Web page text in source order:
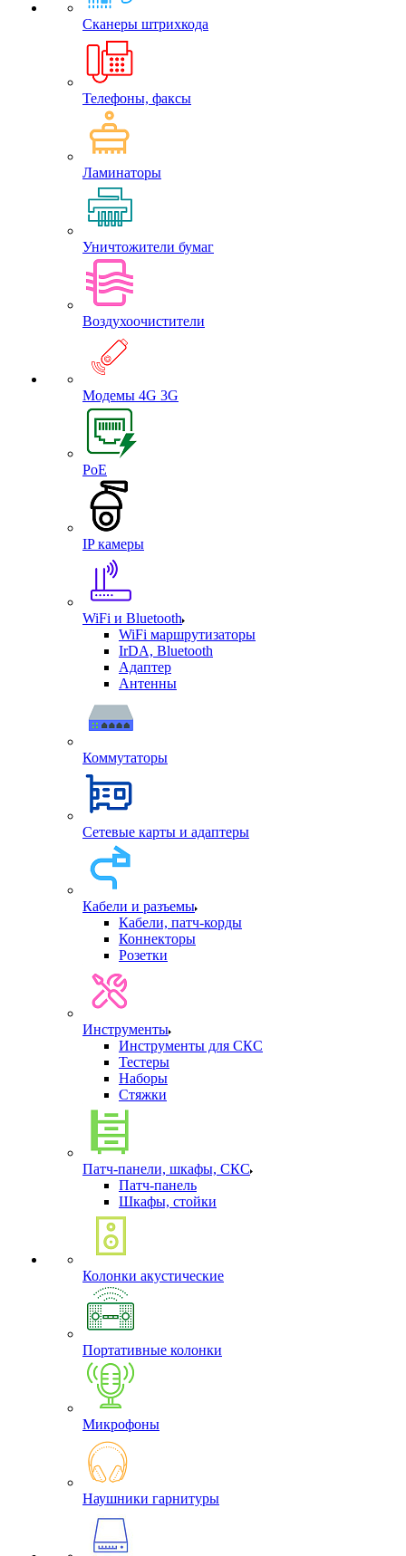
Сканеры штрихкода
Телефоны, факсы
Ламинаторы
Уничтожители бумаг
Воздухоочистители
Модемы 4G 3G
PoE
IP камеры
WiFi и Bluetooth
WiFi маршрутизаторы
IrDA, Bluetooth
Адаптер
Антенны
Коммутаторы
Сетевые карты и адаптеры
Кабели и разъемы
Кабели, патч-корды
Коннекторы
Розетки
Инструменты
Инструменты для СКС
Тестеры
Наборы
Стяжки
Патч-панели, шкафы, СКС
Патч-панель
Шкафы, стойки
Колонки акустические
Портативные колонки
Микрофоны
Наушники гарнитуры